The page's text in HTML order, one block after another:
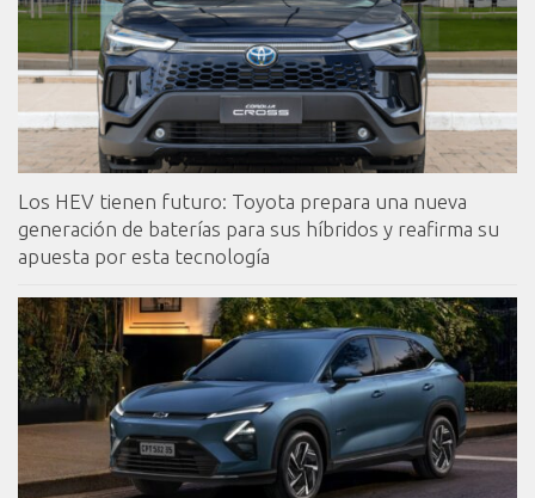
Los HEV tienen futuro: Toyota prepara una nueva
generación de baterías para sus híbridos y reafirma su
apuesta por esta tecnología